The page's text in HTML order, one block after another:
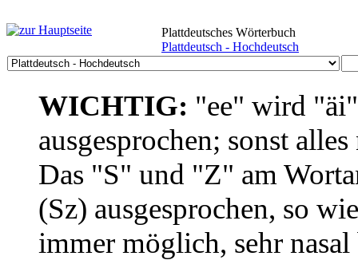
Plattdeutsches Wörterbuch
Plattdeutsch - Hochdeutsch
WICHTIG: "ee" wird
ausgesprochen; sonst
Das "S" und "Z" am
(Sz) ausgesprochen, so
immer möglich, sehr